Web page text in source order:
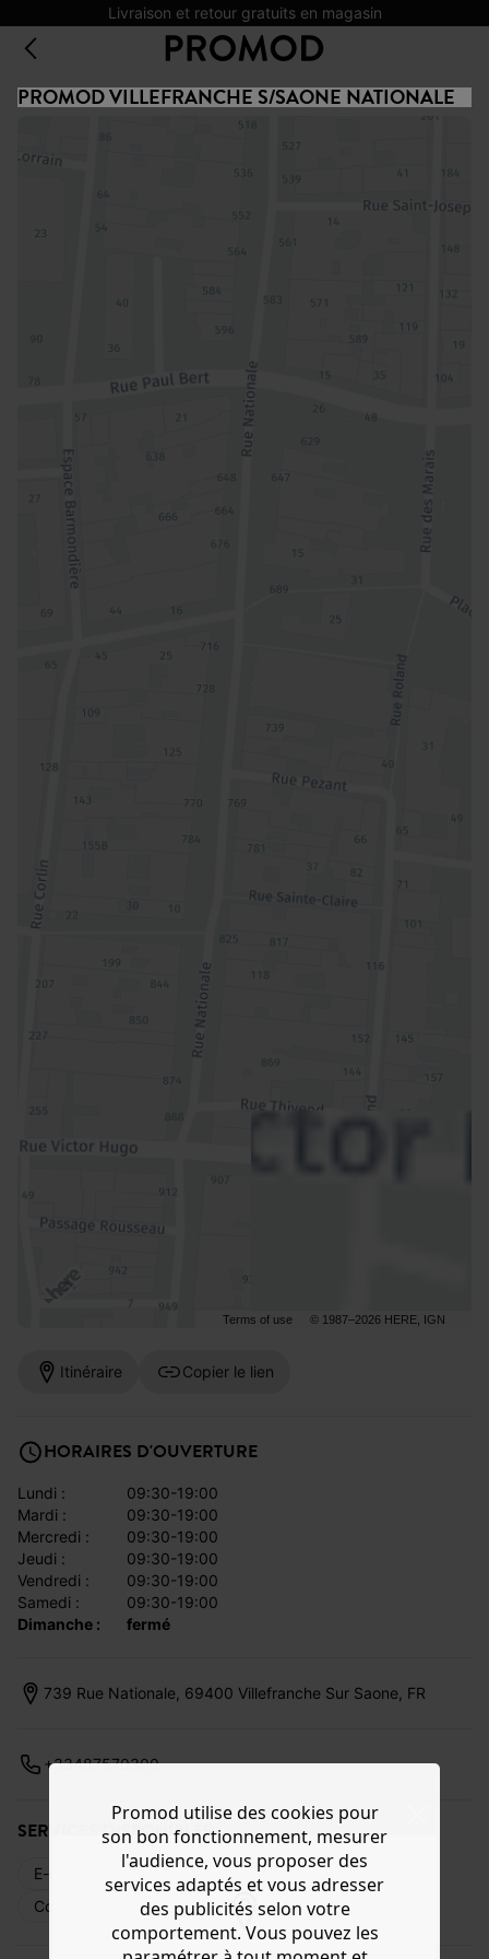
Livraison et retour gratuits en magasin
PROMOD VILLEFRANCHE S/SAONE NATIONALE
Terms of use © 1987–2026 HERE, IGN
Itinéraire Copier le lien
HORAIRES D'OUVERTURE
lundi :
09:30-19:00
mardi :
09:30-19:00
mercredi :
09:30-19:00
jeudi :
09:30-19:00
vendredi :
09:30-19:00
samedi :
09:30-19:00
dimanche :
fermé
739 Rue Nationale, 69400 Villefranche Sur Saone, FR
+33487570300
SERVICES DISPONIBLES
E-réservation Livraison web
Retours
Commande en magasin
Cartes cadeaux
Promod utilise des cookies pour
son bon fonctionnement, mesurer
l'audience, vous proposer des
services adaptés et vous adresser
des publicités selon votre
comportement. Vous pouvez les